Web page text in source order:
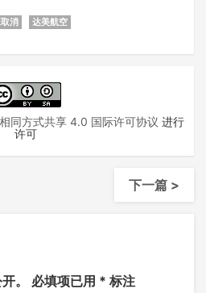
消 达美航空
同方式共享 4.0 国际许可协议 进行
许可
下一篇 >
。 必填项已用 * 标注